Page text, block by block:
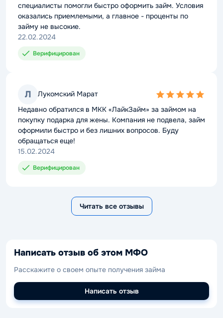
специалисты помогли быстро оформить займ. Условия
оказались приемлемыми, а главное - проценты по
займу не высокие.
22.02.2024
Верифицирован
Л Лукомский Марат
5,0
rating
Недавно обратился в МКК «ЛайкЗайм» за займом на
покупку подарка для жены. Компания не подвела, займ
оформили быстро и без лишних вопросов. Буду
обращаться еще!
15.02.2024
Верифицирован
Читать все отзывы
Написать отзыв об этом МФО
Расскажите о своем опыте получения займа
Написать отзыв